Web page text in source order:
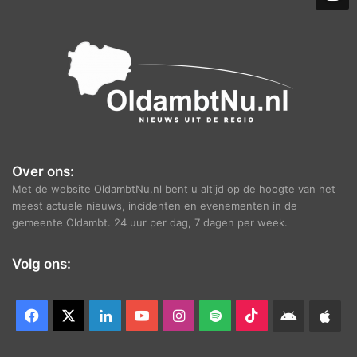
Over ons:
Met de website OldambtNu.nl bent u altijd op de hoogte van het
meest actuele nieuws, incidenten en evenementen in de
gemeente Oldambt. 24 uur per dag, 7 dagen per week.
Volg ons:
Facebook LinkedInYouTubeInstagram
Spotify TikTokAndroid